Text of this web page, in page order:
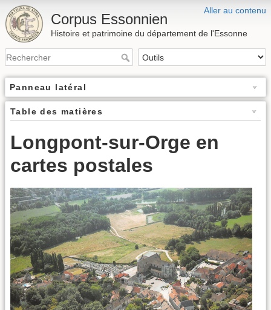
Aller au contenu
Corpus Essonnien
Histoire et patrimoine du département de l'Essonne
Panneau latéral
Table des matières
Longpont-sur-Orge en
cartes postales